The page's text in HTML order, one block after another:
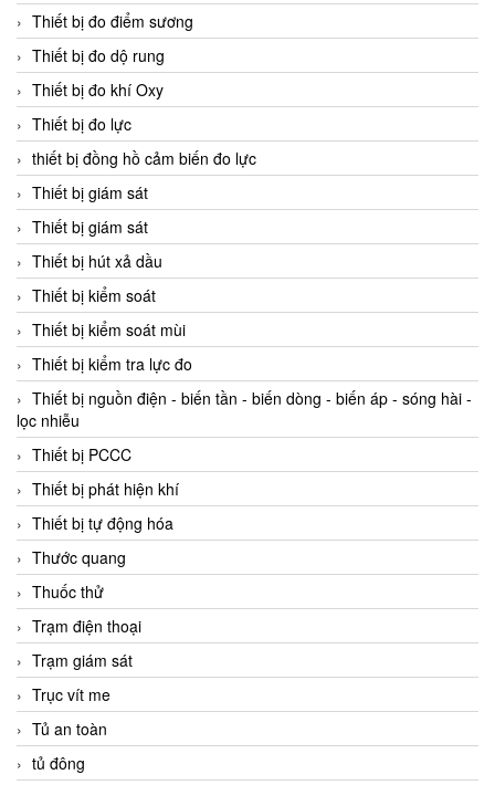
Thiết bị đo điểm sương
Thiết bị đo dộ rung
Thiết bị đo khí Oxy
Thiết bị đo lực
thiết bị đồng hồ cảm biến đo lực
Thiết bị giám sát
Thiết bị giám sát
Thiết bị hút xả dầu
Thiết bị kiểm soát
Thiết bị kiểm soát mùi
Thiết bị kiểm tra lực đo
Thiết bị nguồn điện - biến tần - biến dòng - biến áp - sóng hài -
lọc nhiễu
Thiết bị PCCC
Thiết bị phát hiện khí
Thiết bị tự động hóa
Thước quang
Thuốc thử
Trạm điện thoại
Trạm giám sát
Trục vít me
Tủ an toàn
tủ đông